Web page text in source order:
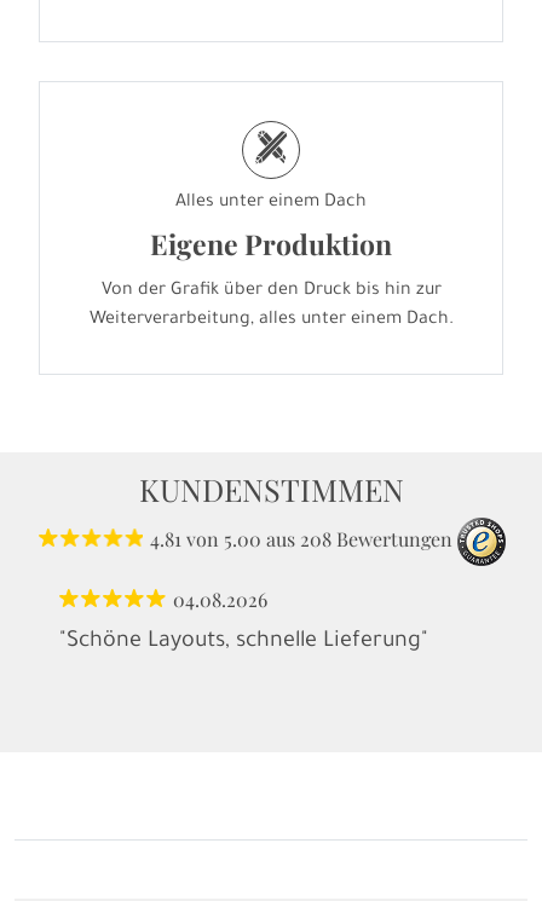
h
Alles unter einem Dach
Eigene Produktion
Von der Grafik über den Druck bis hin zur
Weiterverarbeitung, alles unter einem Dach.
KUNDENSTIMMEN
4.81von 5.00 aus 208 Bewertungen
04.08.2026
"Schöne Layouts, schnelle Lieferung"